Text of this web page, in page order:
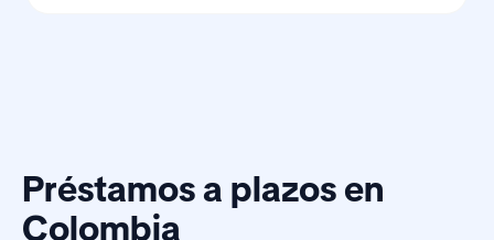
Préstamos a plazos en
Colombia